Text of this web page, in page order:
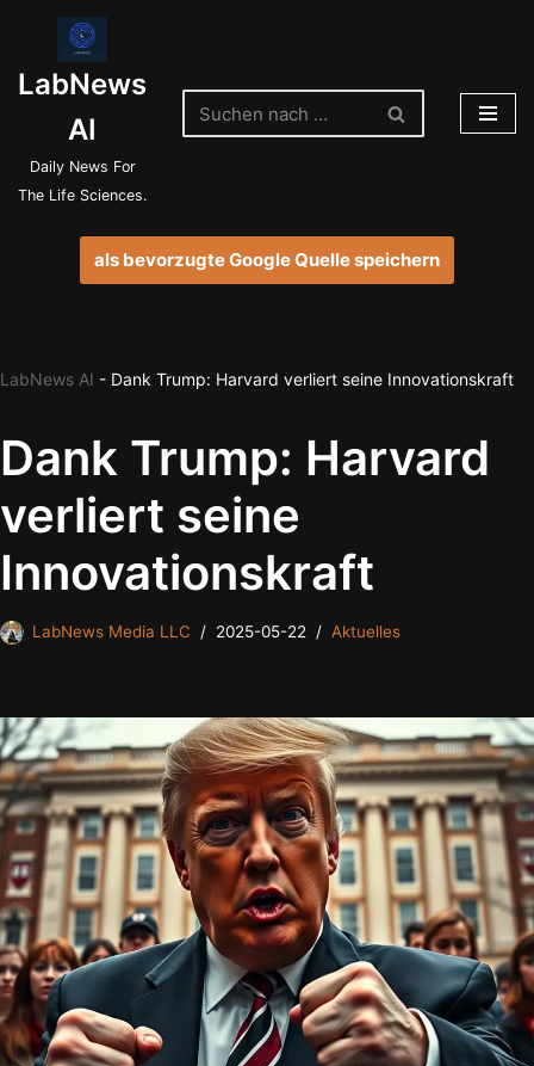
Inhalt
springen
LabNews
AI
Daily News For
The Life Sciences.
als bevorzugte Google Quelle speichern
LabNews AI - Dank Trump: Harvard verliert seine Innovationskraft
Dank Trump: Harvard
verliert seine
Innovationskraft
LabNews Media LLC 2025-05-22 Aktuelles